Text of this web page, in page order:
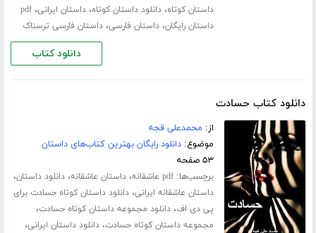
داستان کوتاه،دانلود داستان کوتاه،داستان ایرانی،pdf
داستان رایگان،داستان فارسی،داستان فارسی ترسناک
دانلود کتاب
دانلود کتاب حسادت
از: محمدعلی قجه
موضوع:دانلود رایگان بهترین کتاب‌های داستان
۵۳ صفحه
برچسب‌ها:pdf عاشقانه ،داستان عاشقانه،دانلود داستان،
داستان عاشقانه ایرانی،دانلود داستان کوتاه حسادت برای
پی دی اف،دانلود مجموعه داستان کوتاه حسادت،
مجموعه داستان کوتاه حسادت،دانلود داستان ایرانی،